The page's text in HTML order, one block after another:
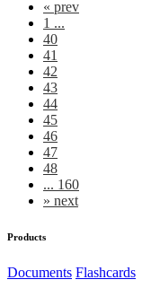
« prev
1 ...
40
41
42
43
44
45
46
47
48
... 160
» next
Products
Documents Flashcards